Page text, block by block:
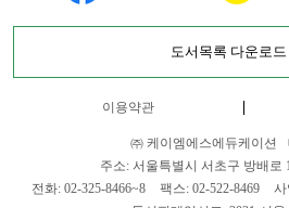
도서목록 다운로드
이용약관
㈜ 케이엠에스에듀케이션
주소: 서울특별시 서초구 방배로
전화: 02-325-8466~8
팩스: 02-522-8469
사